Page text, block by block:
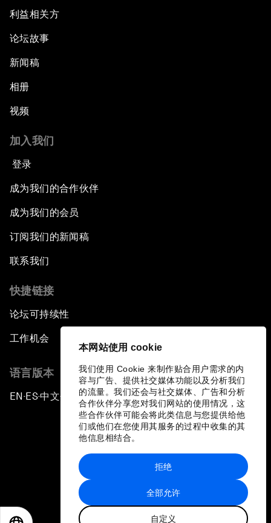
本网站使用 cookie
我们使用 Cookie 来制作贴合用户需求的内
容与广告、提供社交媒体功能以及分析我们
的流量。我们还会与社交媒体、广告和分析
合作伙伴分享您对我们网站的使用情况，这
些合作伙伴可能会将此类信息与您提供给他
们或他们在您使用其服务的过程中收集的其
他信息相结合。
全部允许
自定义
拒绝
利益相关方
论坛故事
新闻稿
相册
视频
加入我们
登录
成为我们的合作伙伴
成为我们的会员
订阅我们的新闻稿
联系我们
快捷链接
论坛可持续性
工作机会
语言版本
EN ▪ES▪中文▪ 日本語
站点地图